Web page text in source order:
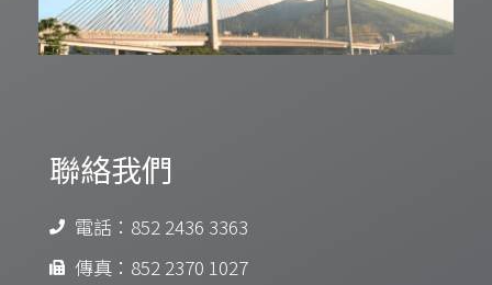
聯絡我們
電話：852 2436 3363
傳真：852 2370 1027